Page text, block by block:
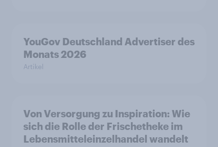
YouGov Deutschland Advertiser des
Monats 2026
Artikel
Von Versorgung zu Inspiration: Wie
sich die Rolle der Frischetheke im
Lebensmitteleinzelhandel wandelt